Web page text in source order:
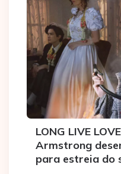
LONG LIVE
Armstrong
para estreia do